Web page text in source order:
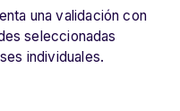
una validación con
seleccionadas
individuales.